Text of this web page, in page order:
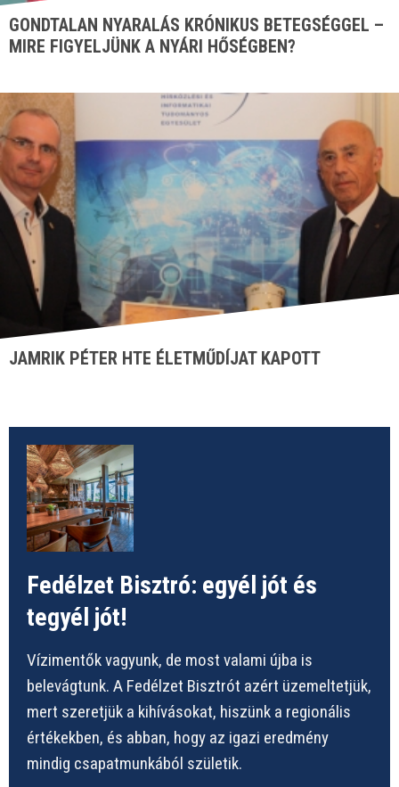
GONDTALAN NYARALÁS KRÓNIKUS BETEGSÉGGEL –
MIRE FIGYELJÜNK A NYÁRI HŐSÉGBEN?
JAMRIK PÉTER HTE ÉLETMŰDÍJAT KAPOTT
Fedélzet Bisztró: egyél jót és
tegyél jót!
Vízimentők vagyunk, de most valami újba is
belevágtunk. A Fedélzet Bisztrót azért üzemeltetjük,
mert szeretjük a kihívásokat, hiszünk a regionális
értékekben, és abban, hogy az igazi eredmény
mindig csapatmunkából születik.